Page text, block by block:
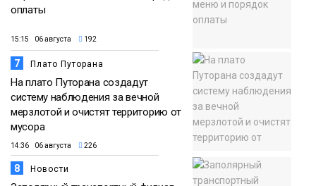
оплаты
15:15 06 августа 192
7 Плато Путорана
На плато Путорана создадут
систему наблюдения за вечной
мерзлотой и очистят территорию от
мусора
14:36 06 августа 226
8 Новости